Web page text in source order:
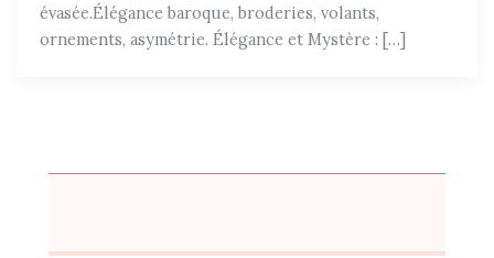
évasée.Élégance baroque, broderies, volants,
ornements, asymétrie. Élégance et Mystère : […]